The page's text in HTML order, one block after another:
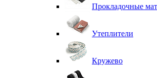
Прокладочные
Утеплители
Кружево